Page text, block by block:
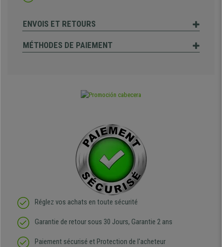
ENVOIS ET RETOURS
MÉTHODES DE PAIEMENT
Réglez vos achats en toute sécurité
Garantie de retour sous 30 Jours, Garantie 2 ans
Paiement sécurisé et Protection de l'acheteur